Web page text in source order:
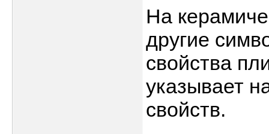
На
другие
свойства
указывает
свойств.